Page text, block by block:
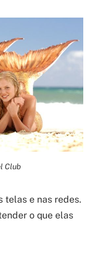
Club
telas e nas redes.
o que elas